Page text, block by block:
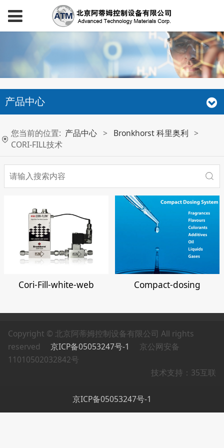
产品中心
您当前的位置: 产品中心 > Bronkhorst 科里奥利 >
CORI-FILL技术
Cori-Fill-white-web Compact-dosing
Copyright © 北京阿蒂姆控制设备有限公司 All rights
reserved 京ICP备05053247号-1
京公网安备
11010502032842号
技术支持：35互联
京ICP备05053247号-1